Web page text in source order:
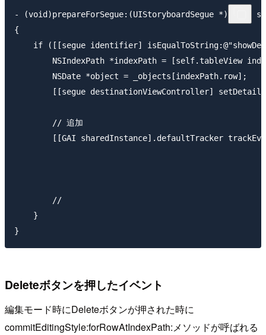
- (void)prepareForSegue:(UIStoryboardSegue *)segue
{
if ([[segue identifier]
NSIndexPath *indexPath = [self.tableView
        NSDate *object = _objects[indexPath.row];
[[segue destinationViewController]
        // 追加
[[GAI sharedInstance].defaultTracker
    }
}
Deleteボタンを押したイベント
編集モード時にDeleteボタンが押された時に
commitEditingStyle:forRowAtIndexPath:メソッドが呼ばれる